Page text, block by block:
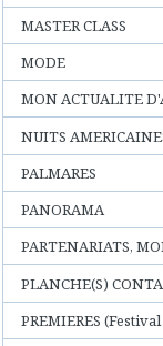
MASTER CLASS
MODE
MON ACTUALITE
NUITS
PALMARES
PANORAMA
PARTENARIATS,
PLANCHE(S)
PREMIERES